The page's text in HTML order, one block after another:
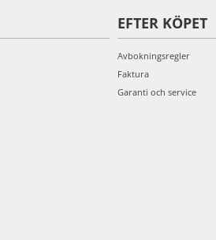
EFTER KÖPET
Avbokningsregler
Faktura
Garanti och service